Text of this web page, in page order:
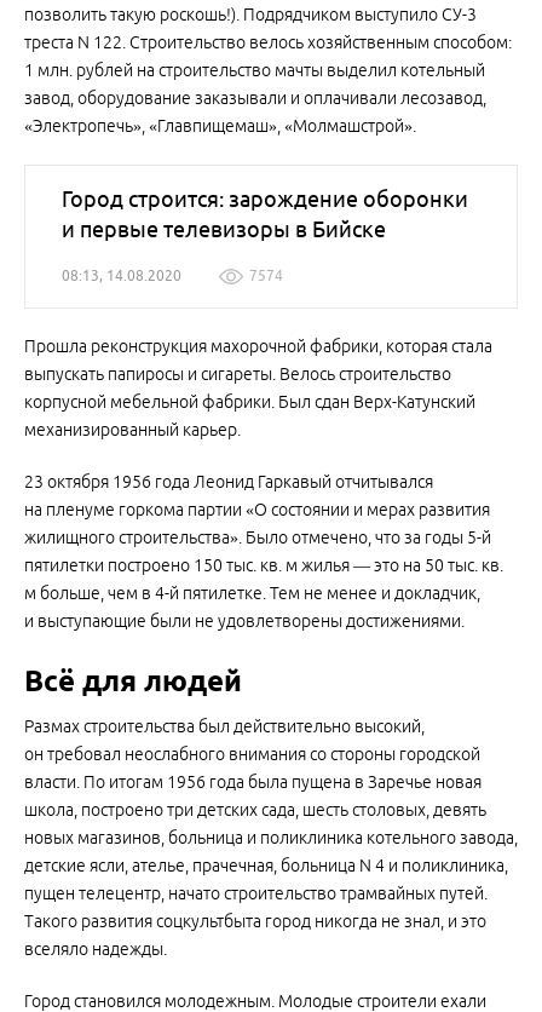
позволить такую роскошь!). Подрядчиком выступило СУ-3
треста N 122. Строительство велось хозяйственным способом:
1 млн. рублей на строительство мачты выделил котельный
завод, оборудование заказывали и оплачивали лесозавод,
«Электропечь», «Главпищемаш», «Молмашстрой».
Город строится: зарождение оборонки
и первые телевизоры в Бийске
08:13, 14.08.2020 7574
Прошла реконструкция махорочной фабрики, которая стала
выпускать папиросы и сигареты. Велось строительство
корпусной мебельной фабрики. Был сдан Верх-Катунский
механизированный карьер.
23 октября 1956 года Леонид Гаркавый отчитывался
на пленуме горкома партии «О состоянии и мерах развития
жилищного строительства». Было отмечено, что за годы 5-й
пятилетки построено 150 тыс. кв. м жилья — это на 50 тыс. кв.
м больше, чем в 4-й пятилетке. Тем не менее и докладчик,
и выступающие были не удовлетворены достижениями.
Всё для людей
Размах строительства был действительно высокий,
он требовал неослабного внимания со стороны городской
власти. По итогам 1956 года была пущена в Заречье новая
школа, построено три детских сада, шесть столовых, девять
новых магазинов, больница и поликлиника котельного завода,
детские ясли, ателье, прачечная, больница N 4 и поликлиника,
пущен телецентр, начато строительство трамвайных путей.
Такого развития соцкультбыта город никогда не знал, и это
вселяло надежды.
Город становился молодежным. Молодые строители ехали